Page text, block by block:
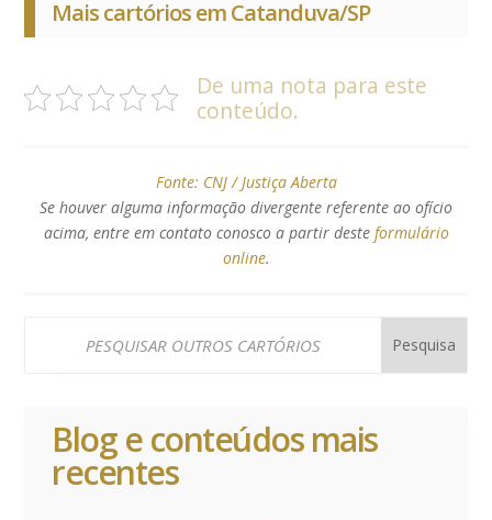
Mais cartórios em Catanduva/SP
De uma nota para este
conteúdo.
Fonte: CNJ / Justiça Aberta
Se houver alguma informação divergente referente ao ofício
acima, entre em contato conosco a partir deste formulário
online.
Blog e conteúdos mais
recentes